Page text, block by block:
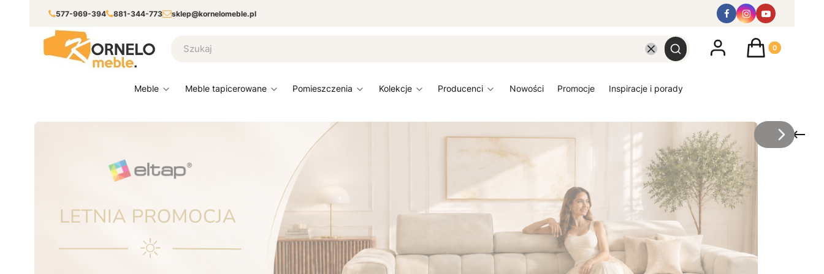
577-969-394 881-344-773 sklep@kornelomeble.pl
WyczyśćSzukaj
Produkty w
meble meble tapicerowane pomieszczenia kolekcje producenci promocje inspiracje i porady
Slajd